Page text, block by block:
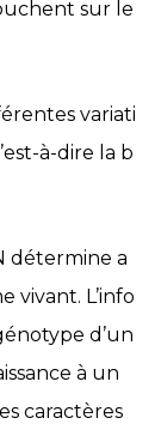
sur le
variati
à-dire la b
détermine a
vivant. L’info
d’un
à un
caractères